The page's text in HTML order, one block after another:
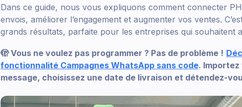
Dans ce guide, nous vous expliquons comment connecter
envois, améliorer l’engagement et augmenter vos ventes.
grands résultats, parfaite pour les entreprises qui souhaitent
🫣 Vous ne voulez pas programmer ? Pas de problème !
fonctionnalité Campagnes WhatsApp sans code.
message, choisissez une date de livraison et détendez-